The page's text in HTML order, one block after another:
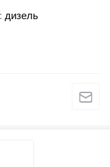
дизель